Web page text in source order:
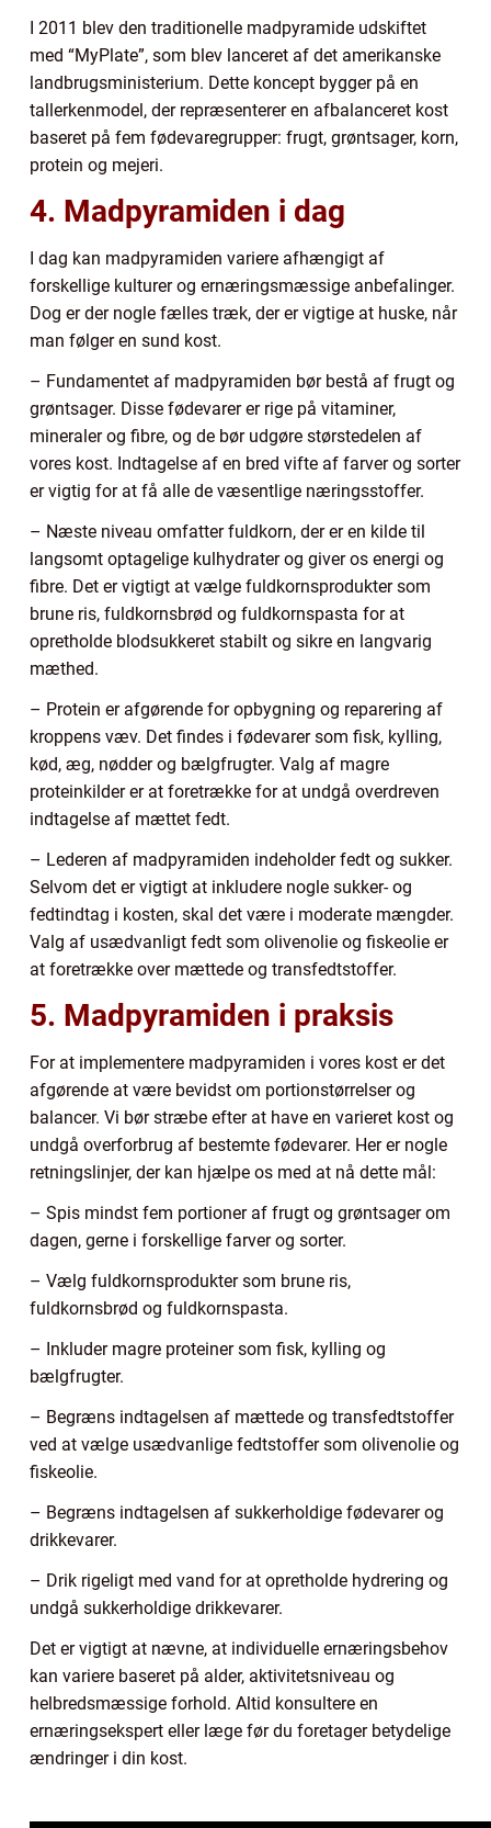
I 2011 blev den traditionelle madpyramide udskiftet
med “MyPlate”, som blev lanceret af det amerikanske
landbrugsministerium. Dette koncept bygger på en
tallerkenmodel, der repræsenterer en afbalanceret kost
baseret på fem fødevaregrupper: frugt, grøntsager, korn,
protein og mejeri.
4. Madpyramiden i dag
I dag kan madpyramiden variere afhængigt af
forskellige kulturer og ernæringsmæssige anbefalinger.
Dog er der nogle fælles træk, der er vigtige at huske, når
man følger en sund kost.
– Fundamentet af madpyramiden bør bestå af frugt og
grøntsager. Disse fødevarer er rige på vitaminer,
mineraler og fibre, og de bør udgøre størstedelen af
vores kost. Indtagelse af en bred vifte af farver og sorter
er vigtig for at få alle de væsentlige næringsstoffer.
– Næste niveau omfatter fuldkorn, der er en kilde til
langsomt optagelige kulhydrater og giver os energi og
fibre. Det er vigtigt at vælge fuldkornsprodukter som
brune ris, fuldkornsbrød og fuldkornspasta for at
opretholde blodsukkeret stabilt og sikre en langvarig
mæthed.
– Protein er afgørende for opbygning og reparering af
kroppens væv. Det findes i fødevarer som fisk, kylling,
kød, æg, nødder og bælgfrugter. Valg af magre
proteinkilder er at foretrække for at undgå overdreven
indtagelse af mættet fedt.
– Lederen af madpyramiden indeholder fedt og sukker.
Selvom det er vigtigt at inkludere nogle sukker- og
fedtindtag i kosten, skal det være i moderate mængder.
Valg af usædvanligt fedt som olivenolie og fiskeolie er
at foretrække over mættede og transfedtstoffer.
5. Madpyramiden i praksis
For at implementere madpyramiden i vores kost er det
afgørende at være bevidst om portionstørrelser og
balancer. Vi bør stræbe efter at have en varieret kost og
undgå overforbrug af bestemte fødevarer. Her er nogle
retningslinjer, der kan hjælpe os med at nå dette mål:
– Spis mindst fem portioner af frugt og grøntsager om
dagen, gerne i forskellige farver og sorter.
– Vælg fuldkornsprodukter som brune ris,
fuldkornsbrød og fuldkornspasta.
– Inkluder magre proteiner som fisk, kylling og
bælgfrugter.
– Begræns indtagelsen af mættede og transfedtstoffer
ved at vælge usædvanlige fedtstoffer som olivenolie og
fiskeolie.
– Begræns indtagelsen af sukkerholdige fødevarer og
drikkevarer.
– Drik rigeligt med vand for at opretholde hydrering og
undgå sukkerholdige drikkevarer.
Det er vigtigt at nævne, at individuelle ernæringsbehov
kan variere baseret på alder, aktivitetsniveau og
helbredsmæssige forhold. Altid konsultere en
ernæringsekspert eller læge før du foretager betydelige
ændringer i din kost.